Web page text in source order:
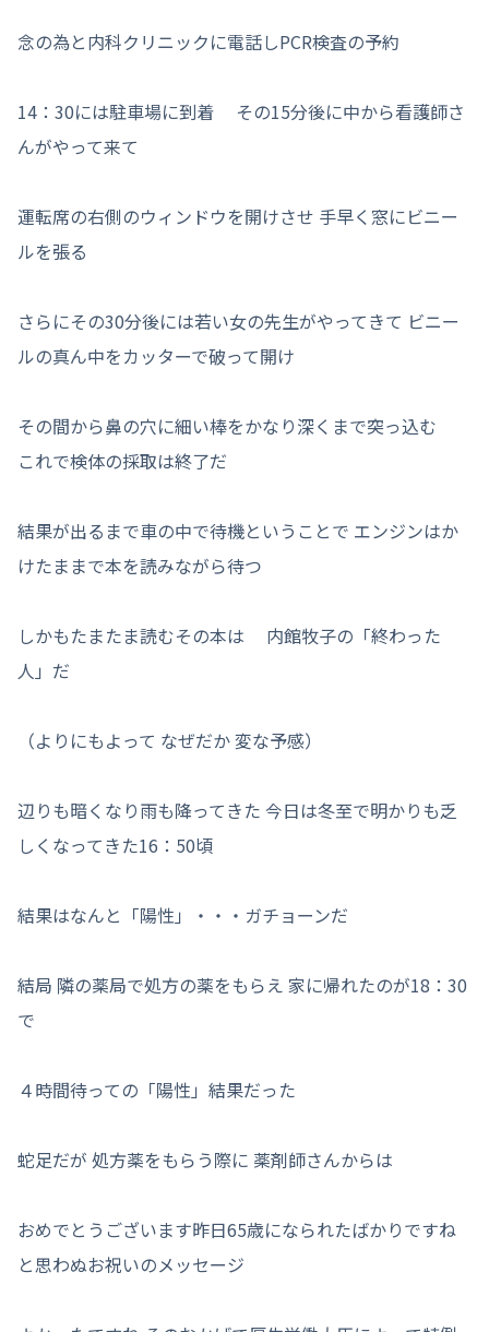
念の為と内科クリニックに電話しPCR検査の予約
14：30には駐車場に到着 その15分後に中から看護師さ
んがやって来て
運転席の右側のウィンドウを開けさせ 手早く窓にビニー
ルを張る
さらにその30分後には若い女の先生がやってきて ビニー
ルの真ん中をカッターで破って開け
その間から鼻の穴に細い棒をかなり深くまで突っ込む
これで検体の採取は終了だ
結果が出るまで車の中で待機ということで エンジンはか
けたままで本を読みながら待つ
しかもたまたま読むその本は 内館牧子の「終わった
人」だ
（よりにもよって なぜだか 変な予感）
辺りも暗くなり雨も降ってきた 今日は冬至で明かりも乏
しくなってきた16：50頃
結果はなんと「陽性」・・・ガチョーンだ
結局 隣の薬局で処方の薬をもらえ 家に帰れたのが18：30
で
４時間待っての「陽性」結果だった
蛇足だが 処方薬をもらう際に 薬剤師さんからは
おめでとうございます昨日65歳になられたばかりですね
と思わぬお祝いのメッセージ